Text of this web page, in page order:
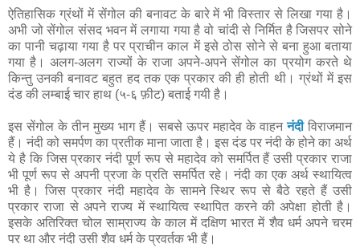
ऐतिहासिक ग्रंथों में सेंगोल की बनावट के बारे में भी विस्तार से लिखा गया है।
अभी जो सेंगोल संसद भवन में लगाया गया है वो चांदी से निर्मित है जिसपर सोने
का पानी चढ़ाया गया है पर प्राचीन काल में इसे ठोस सोने से बना हुआ बताया
गया है। अलग-अलग राज्यों के राजा अपने-अपने सेंगोल का प्रयोग करते थे
किन्तु उनकी बनावट बहुत हद तक एक प्रकार की ही होती थी। ग्रंथों में इस
दंड की लम्बाई चार हाथ (५-६ फ़ीट) बताई गयी है।
इस सेंगोल के तीन मुख्य भाग हैं। सबसे ऊपर महादेव के वाहननंदीविराजमान
हैं। नंदी को समर्पण का प्रतीक माना जाता है। इस दंड पर नंदी के होने का अर्थ
ये है कि जिस प्रकार नंदी पूर्ण रूप से महादेव को समर्पित हैं उसी प्रकार राजा
भी पूर्ण रूप से अपनी प्रजा के प्रति समर्पित रहे। नंदी का एक अर्थ स्थायित्व
भी है। जिस प्रकार नंदी महादेव के सामने स्थिर रूप से बैठे रहते हैं उसी
प्रकार राजा से अपने राज्य में स्थायित्व स्थापित करने की अपेक्षा होती है।
इसके अतिरिक्त चोल साम्राज्य के काल में दक्षिण भारत में शैव धर्म अपने चरम
पर था और नंदी उसी शैव धर्म के प्रवर्तक भी हैं।